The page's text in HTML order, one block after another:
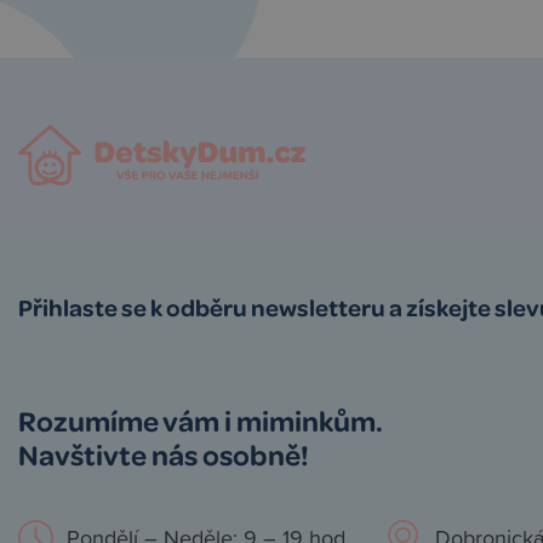
Přihlaste se k odběru newsletteru a získejte
Rozumíme vám i miminkům.
Navštivte nás osobně!